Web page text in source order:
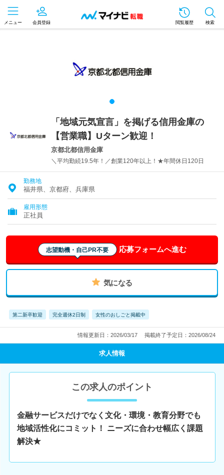
メニュー 会員登録 閲覧履歴 検索
「地域元気宣言」を掲げる信用金庫の
【営業職】Uターン歓迎！
京都北都信用金庫
＼平均勤続19.5年！／創業120年以上！★年間休日120日
勤務地
福井県、京都府、兵庫県
雇用形態
正社員
志望動機・自己PR不要 応募フォームへ進む
気になる
第二新卒歓迎 完全週休2日制 女性のおしごと掲載中
情報更新日：2026/03/17 掲載終了予定日：2026/08/24
求人情報
この求人のポイント
金融サービスだけでなく文化・環境・教育分野でも
地域活性化にコミット！ ニーズに合わせ幅広く課題
解決★